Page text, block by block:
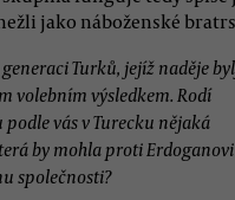
jako náboženské
Turků, jejíž naděje
volebním výsledkem. Rodí
vás v Turecku nějaká
by mohla proti Erdoganovi
společnosti?